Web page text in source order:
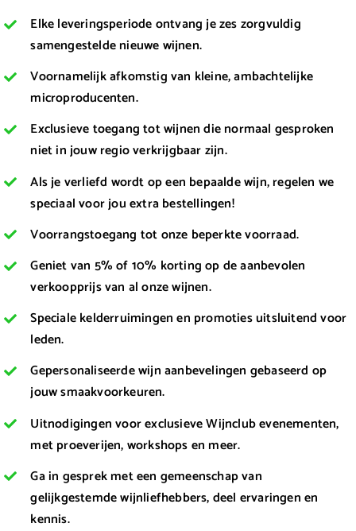
Elke leveringsperiode ontvang je zes zorgvuldig
samengestelde nieuwe wijnen.
Voornamelijk afkomstig van kleine, ambachtelijke
microproducenten.
Exclusieve toegang tot wijnen die normaal gesproken
niet in jouw regio verkrijgbaar zijn.
Als je verliefd wordt op een bepaalde wijn, regelen we
speciaal voor jou extra bestellingen!
Voorrangstoegang tot onze beperkte voorraad.
Geniet van 5% of 10% korting op de aanbevolen
verkoopprijs van al onze wijnen.
Speciale kelderruimingen en promoties uitsluitend voor
leden.
Gepersonaliseerde wijn aanbevelingen gebaseerd op
jouw smaakvoorkeuren.
Uitnodigingen voor exclusieve Wijnclub evenementen,
met proeverijen, workshops en meer.
Ga in gesprek met een gemeenschap van
gelijkgestemde wijnliefhebbers, deel ervaringen en
kennis.